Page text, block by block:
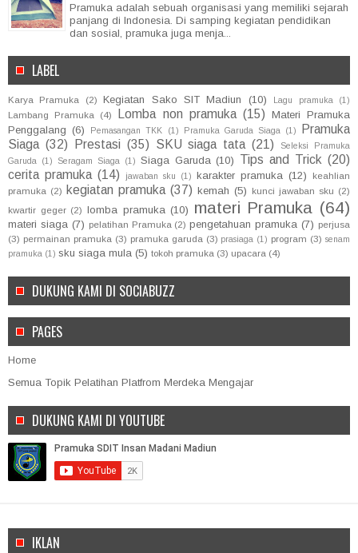
Pramuka adalah sebuah organisasi yang memiliki sejarah
panjang di Indonesia. Di samping kegiatan pendidikan
dan sosial, pramuka juga menja...
LABEL
Karya Pramuka (2) Kegiatan Sako SIT Madiun (10) Lagu pramuka (1)
Lambang Pramuka (4) Lomba non pramuka (15) Materi Pramuka
Penggalang (6) Pemasangan TKK (1) Pramuka Garuda Siaga (1)
Pramuka
Siaga (32) Prestasi (35) SKU siaga tata (21)
Seleksi Pramuka
Garuda
(1) Seragam Siaga (1) Siaga Garuda (10) Tips and Trick (20)
cerita pramuka (14) jawaban sku (1) karakter pramuka (12)
keahlian
pramuka (2) kegiatan pramuka (37) kemah (5) kunci jawaban sku (2)
kwartir geger (2) lomba pramuka (10) materi Pramuka (64)
materi siaga (7) pelatihan Pramuka (2) pengetahuan pramuka (7) perjusa
(3) permainan pramuka (3) pramuka garuda (3) prasiaga (1) program (3) senam
pramuka (1) sku siaga mula (5) tokoh pramuka (3) upacara (4)
DUKUNG KAMI DI SOCIABUZZ
PAGES
Home
Semua Topik Pelatihan Platfrom Merdeka Mengajar
DUKUNG KAMI DI YOUTUBE
IKLAN